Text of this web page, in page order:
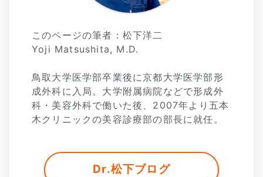
このページの筆者：松下洋二
Yoji Matsushita, M.D.
鳥取大学医学部卒業後に京都大学医学部形
成外科に入局。大学附属病院などで形成外
科・美容外科で働いた後、2007年より五本
木クリニックの美容診療部の部長に就任。
Dr.松下ブログ